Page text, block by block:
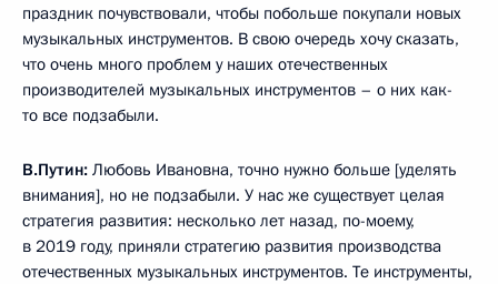
праздник почувствовали, чтобы побольше покупали новых
музыкальных инструментов. В свою очередь хочу сказать,
что очень много проблем у наших отечественных
производителей музыкальных инструментов – о них как-
то все подзабыли.
В.Путин: Любовь Ивановна, точно нужно больше [уделять
внимания], но не подзабыли. У нас же существует целая
стратегия развития: несколько лет назад, по-моему,
в 2019 году, приняли стратегию развития производства
отечественных музыкальных инструментов. Те инструменты,